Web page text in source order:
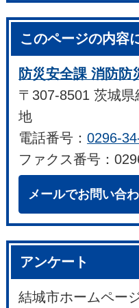
このページの内容
防災安全課 消防防
〒307-8501 茨城
地
電話番号：0296-
ファクス番号：
メールでお問い合
アンケート
結城市ホームペー